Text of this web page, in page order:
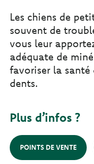
Les chiens de
souvent de
vous leur
adéquate de
favoriser la santé
dents.
Plus d’infos ?
POINTS DE VENTE